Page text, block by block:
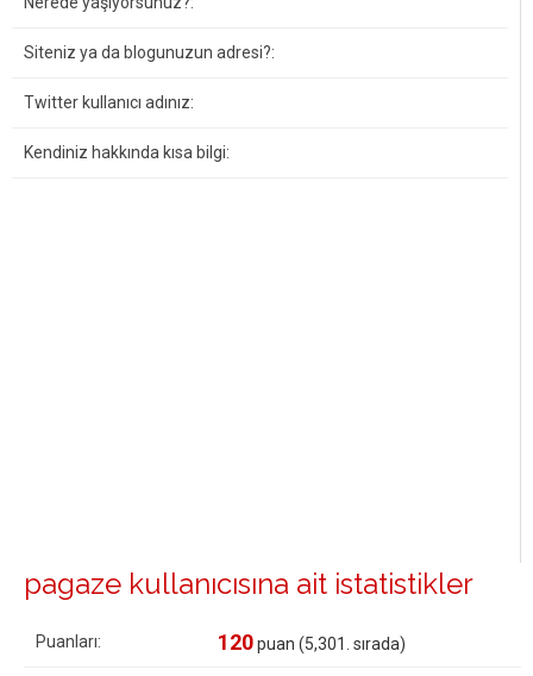
Siteniz ya da blogunuzun adresi?:
Twitter kullanıcı adınız:
Kendiniz hakkında kısa bilgi:
pagaze kullanıcısına ait istatistikler
Puanları: 120puan (5,301 . sırada)